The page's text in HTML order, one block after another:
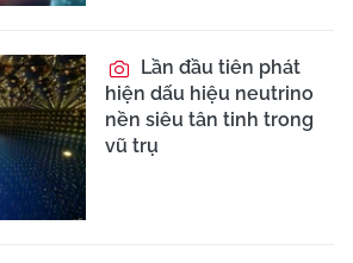
Lần đầu tiên phát
hiện dấu hiệu neutrino
nền siêu tân tinh trong
vũ trụ